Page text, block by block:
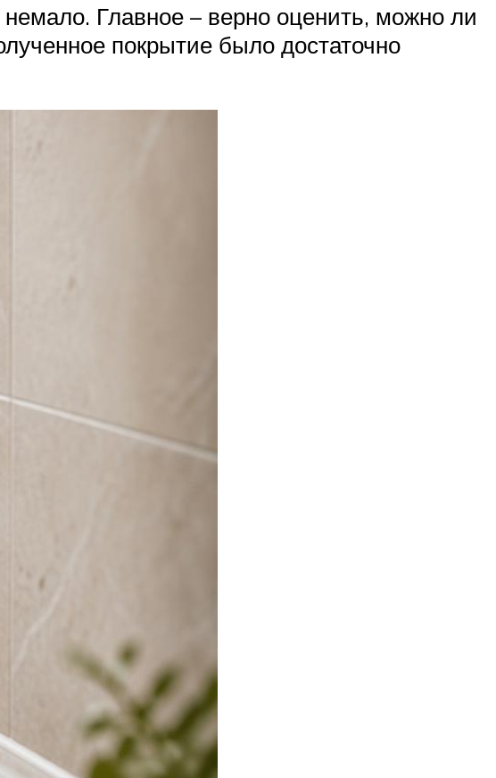
Главное – верно оценить, можно ли
покрытие было достаточно